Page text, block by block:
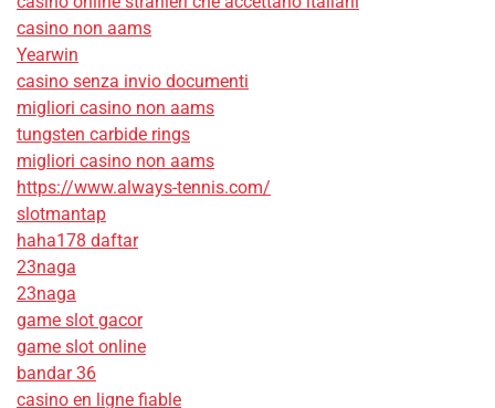
casino non aams
Yearwin
casino senza invio documenti
migliori casino non aams
tungsten carbide rings
migliori casino non aams
https://www.always-tennis.com/
slotmantap
haha178 daftar
23naga
23naga
game slot gacor
game slot online
bandar 36
casino en ligne fiable